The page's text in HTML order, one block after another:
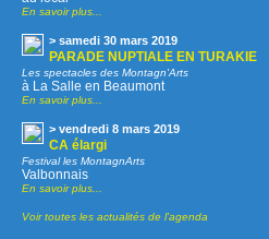
En savoir plus...
> samedi 30 mars 2019
PARADE NUPTIALE EN TURAKIE
Les spectacles des Montagn'Arts
à La Salle en Beaumont
En savoir plus...
> vendredi 8 mars 2019
CA élargi
Festival les MontagnArts
Valbonnais
En savoir plus...
Voir toutes les actualités de l'agenda